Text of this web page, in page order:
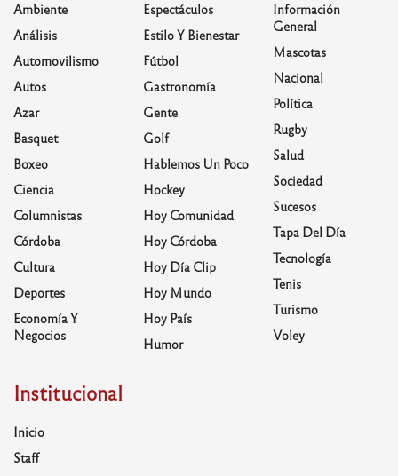
Ambiente
Análisis
Automovilismo
Autos
Azar
Basquet
Boxeo
Ciencia
Columnistas
Córdoba
Cultura
Deportes
Economía Y
Negocios
Espectáculos
Estilo Y Bienestar
Fútbol
Gastronomía
Gente
Golf
Hablemos Un Poco
Hockey
Hoy Comunidad
Hoy Córdoba
Hoy Día Clip
Hoy Mundo
Hoy País
Humor
Información
General
Mascotas
Nacional
Política
Rugby
Salud
Sociedad
Sucesos
Tapa Del Día
Tecnología
Tenis
Turismo
Voley
Institucional
Inicio
Staff